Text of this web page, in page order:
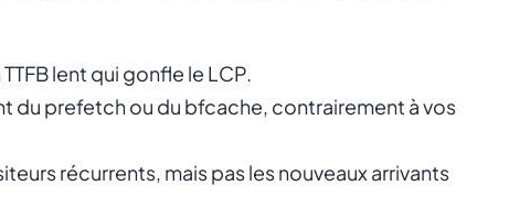
lent qui gonfle le LCP.
du prefetch ou du bfcache, contrairement à vos
récurrents, mais pas les nouveaux arrivants